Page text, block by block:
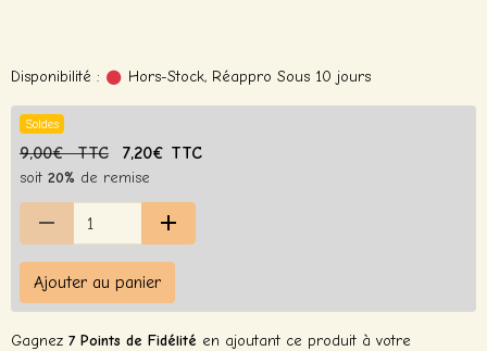
Disponibilité : Hors-Stock, Réappro Sous 10 jours
Soldes
9,00€ TTC 7,20€ TTC
soit 20% de remise
Ajouter au panier
Gagnez 7 Points de Fidélité en ajoutant ce produit à votre